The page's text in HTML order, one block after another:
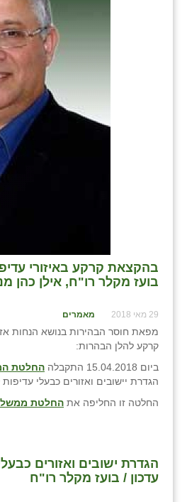
בהקצאת קרקע באיזורי
בועז מקלר רו"ח, אילן כהן
29 מאי 2018 מאמרים
מפאת חוסר הבהירות בנושא הנחות
קרקע להלן הבהרות:
ביום 15.04.2018 התקבלה
החלטת
הגדרת יישובים ואזורים כבעלי עדיפות
החלטה זו החליפה את החלטת ממשלה
הגדרת ישובים ואזורים
עדכון / בועז מקלר רו"ח
ורד יריחו
זוהר
חבצלת השרון
יבול (מורג)